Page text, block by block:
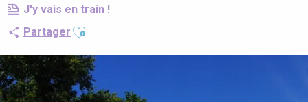
J'y vais en train !
Partager Ajouter aux favoris